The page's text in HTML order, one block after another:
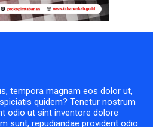
tempora magnam eos dolor ut,
quidem? Tenetur nostrum
odio ut sint inventore dolore
sunt, repudiandae provident odio